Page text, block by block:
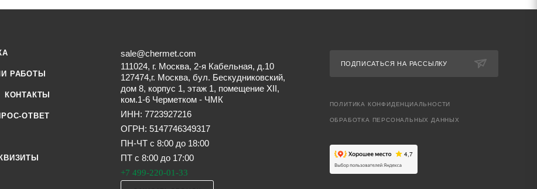
РАБОТЫ
КОНТАКТЫ
ОТВЕТ
sale@chermet.com
111024, г. Москва, 2-я Кабельная, д.10
127474,г. Москва, бул. Бескудниковский,
дом 8, корпус 1, этаж 1, помещение XII,
ком.1-6 Черметком - ЧМК
ИНН: 7723927216
ОГРН: 5147746349317
ПН-ЧТ с 8:00 до 18:00
ПТ с 8:00 до 17:00
+7 499-220-01-33
ПОДПИСАТЬСЯ НА РАССЫЛКУ
ПОЛИТИКА КОНФИДЕНЦИАЛЬНОСТИ
ОБРАБОТКА ПЕРСОНАЛЬНЫХ ДАННЫХ